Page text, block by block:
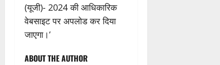
(यूजी)- 2024 की आधिकारिक
वेबसाइट पर अपलोड कर दिया
जाएगा।’
ABOUT THE AUTHOR